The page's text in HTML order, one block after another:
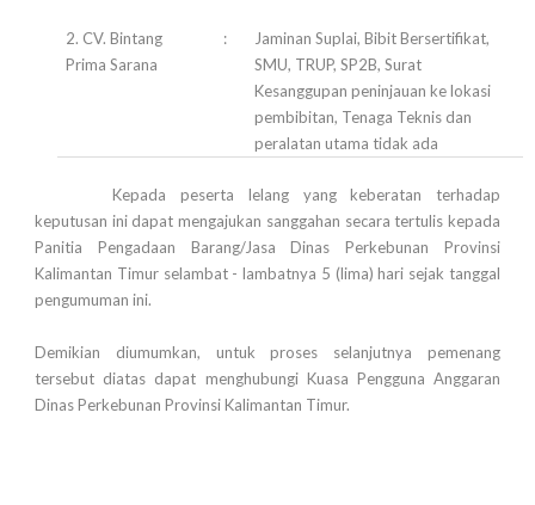
2. CV. Bintang
Prima Sarana
:
Jaminan Suplai, Bibit Bersertifikat,
SMU, TRUP, SP2B, Surat
Kesanggupan peninjauan ke lokasi
pembibitan, Tenaga Teknis dan
peralatan utama tidak ada
Kepada peserta lelang yang keberatan terhadap
keputusan ini dapat mengajukan sanggahan secara tertulis kepada
Panitia Pengadaan Barang/Jasa Dinas Perkebunan Provinsi
Kalimantan Timur selambat - lambatnya 5 (lima) hari sejak tanggal
pengumuman ini.
Demikian diumumkan, untuk proses selanjutnya pemenang
tersebut diatas dapat menghubungi Kuasa Pengguna Anggaran
Dinas Perkebunan Provinsi Kalimantan Timur.